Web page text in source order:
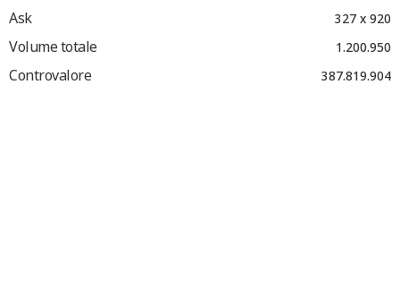
Ask 327 x 920
Volume totale 1.200.950
Controvalore 387.819.904